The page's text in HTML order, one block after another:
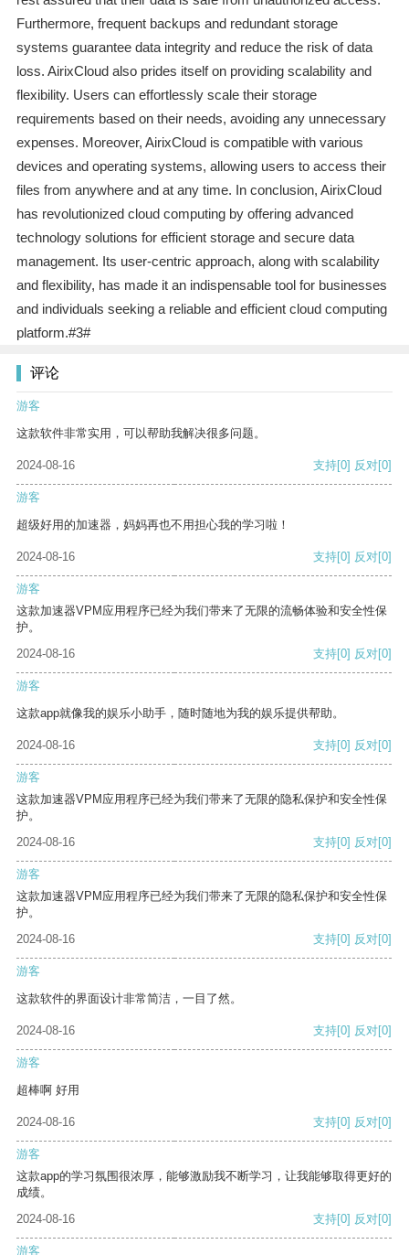
Furthermore, frequent backups and redundant storage
systems guarantee data integrity and reduce the risk of data
loss. AirixCloud also prides itself on providing scalability and
flexibility. Users can effortlessly scale their storage
requirements based on their needs, avoiding any unnecessary
expenses. Moreover, AirixCloud is compatible with various
devices and operating systems, allowing users to access their
files from anywhere and at any time. In conclusion, AirixCloud
has revolutionized cloud computing by offering advanced
technology solutions for efficient storage and secure data
management. Its user-centric approach, along with scalability
and flexibility, has made it an indispensable tool for businesses
and individuals seeking a reliable and efficient cloud computing
platform.#3#
评论
游客
这款软件非常实用，可以帮助我解决很多问题。
2024-08-16 支持[0] 反对[0]
游客
超级好用的加速器，妈妈再也不用担心我的学习啦！
2024-08-16 支持[0] 反对[0]
游客
这款加速器VPM应用程序已经为我们带来了无限的流畅体验和安全性保
护。
2024-08-16
支持[0] 反对[0]
游客
这款app就像我的娱乐小助手，随时随地为我的娱乐提供帮助。
2024-08-16 支持[0] 反对[0]
游客
这款加速器VPM应用程序已经为我们带来了无限的隐私保护和安全性保
护。
2024-08-16
支持[0] 反对[0]
游客
这款加速器VPM应用程序已经为我们带来了无限的隐私保护和安全性保
护。
2024-08-16
支持[0] 反对[0]
游客
这款软件的界面设计非常简洁，一目了然。
2024-08-16 支持[0] 反对[0]
游客
超棒啊 好用
2024-08-16 支持[0] 反对[0]
游客
这款app的学习氛围很浓厚，能够激励我不断学习，让我能够取得更好的
成绩。
2024-08-16
支持[0] 反对[0]
游客